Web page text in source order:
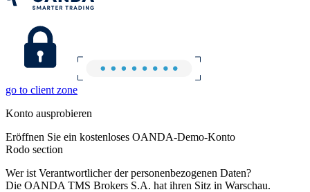
go to client zone
Konto ausprobieren
Eröffnen Sie ein kostenloses OANDA-Demo-Konto
Rodo section
Wer ist Verantwortlicher der personenbezogenen Daten?
Die OANDA TMS Brokers S.A. hat ihren Sitz in Warschau.